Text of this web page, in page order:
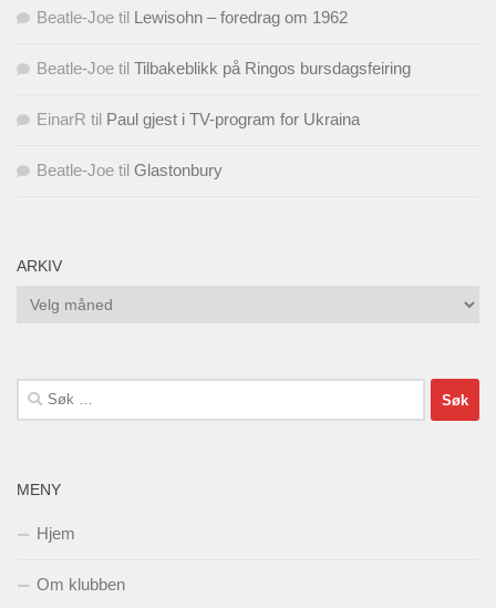
Beatle-Joe til Lewisohn – foredrag om 1962
Beatle-Joe til Tilbakeblikk på Ringos bursdagsfeiring
EinarR til Paul gjest i TV-program for Ukraina
Beatle-Joe til Glastonbury
ARKIV
Arkiv
Søk
etter:
MENY
Hjem
Om klubben